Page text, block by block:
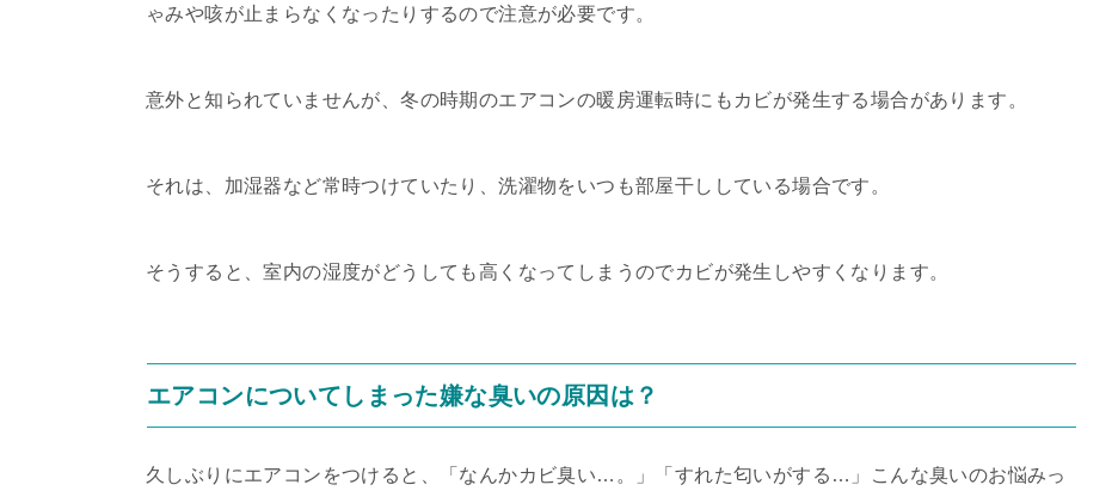
ゃみや咳が止まらなくなったりするので注意が必要です。
意外と知られていませんが、冬の時期のエアコンの暖房運転時にもカビが発生する場合があります。
それは、加湿器など常時つけていたり、洗濯物をいつも部屋干ししている場合です。
そうすると、室内の湿度がどうしても高くなってしまうのでカビが発生しやすくなります。
エアコンについてしまった嫌な臭いの原因は？
久しぶりにエアコンをつけると、「なんかカビ臭い…。」「すれた匂いがする…」こんな臭いのお悩みっ